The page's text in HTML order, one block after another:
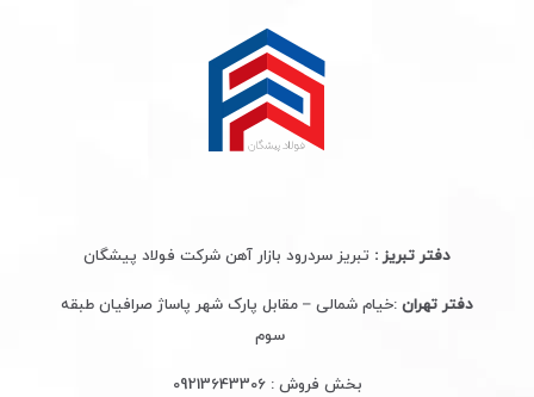
دفتر تبریز : تبریز سردرود بازار آهن شرکت فولاد پیشگان
دفتر تهران :خیام شمالی – مقابل پارک شهر پاساژ صرافیان طبقه
سوم
بخش فروش :09213643306